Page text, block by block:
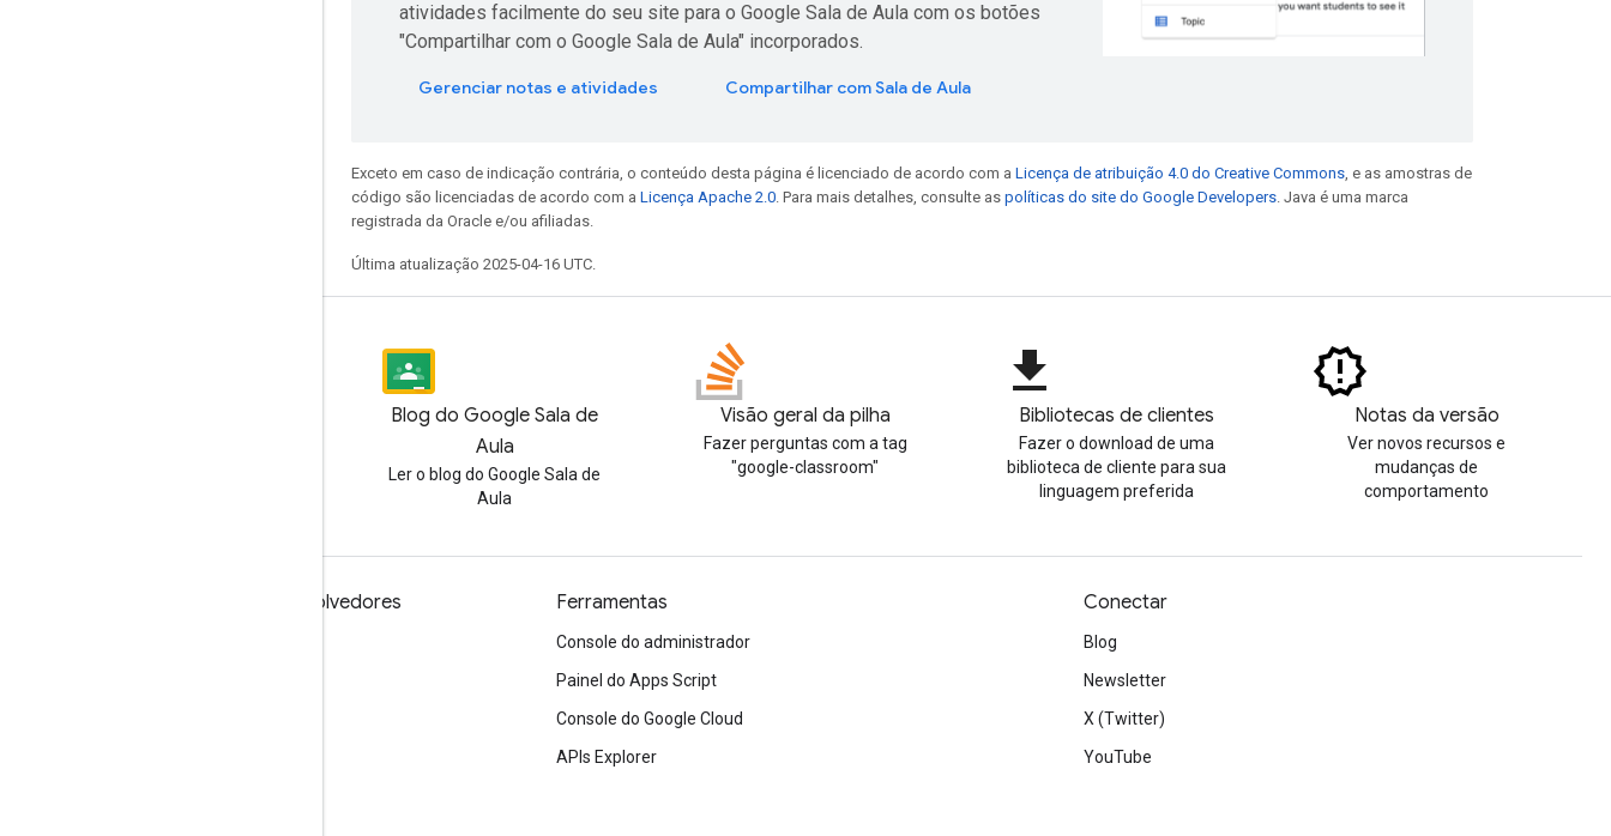
atividades facilmente do seu site para o Google Sala de Aula com os botões
"Compartilhar com o Google Sala de Aula" incorporados.
Gerenciar notas e atividades Compartilhar com Sala de Aula
Exceto em caso de indicação contrária, o conteúdo desta página é licenciado de acordo com a Licença de atribuição 4.0 do Creative Commons, e as amostras de
código são licenciadas de acordo com a Licença Apache 2.0. Para mais detalhes, consulte as políticas do site do Google Developers. Java é uma marca
registrada da Oracle e/ou afiliadas.
Última atualização 2025-04-16 UTC.
Blog do Google Sala de
Aula
Ler o blog do Google Sala de
Aula
Visão geral da pilha
Fazer perguntas com a tag
"google-classroom"
file_download
Bibliotecas de clientes
Fazer o download de uma
biblioteca de cliente para sua
linguagem preferida
Notas da versão
Ver novos recursos e
mudanças de
comportamento
Google Workspace para desenvolvedores Ferramentas
Console do administrador
Painel do Apps Script
Console do Google Cloud
APIs Explorer
Conectar
Blog
Newsletter
X (Twitter)
YouTube